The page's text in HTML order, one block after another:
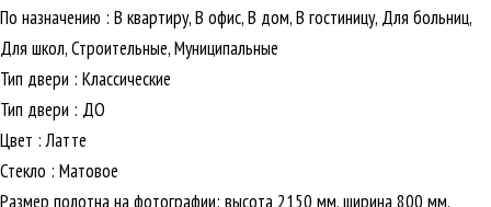
По назначению : В квартиру, В офис, В дом, В гостиницу, Для больниц,
Для школ, Строительные, Муниципальные
Тип двери : Классические
Тип двери : ДО
Цвет :Латте
Стекло : Матовое
Размер полотна на фотографии: высота 2150 мм, ширина 800 мм.